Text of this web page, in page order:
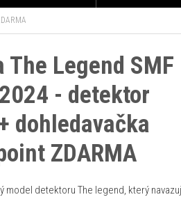
The Legend SMF
- detektor
dohledavačka
ZDARMA
model detektoru The legend, který